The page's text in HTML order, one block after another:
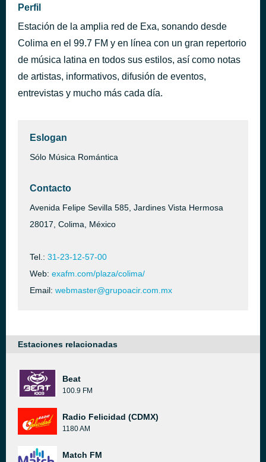
Perfil
Estación de la amplia red de Exa, sonando desde
Colima en el 99.7 FM y en línea con un gran repertorio
de música latina en todos sus estilos, así como notas
de artistas, informativos, difusión de eventos,
entrevistas y mucho más cada día.
Eslogan
Sólo Música Romántica
Contacto
Avenida Felipe Sevilla 585, Jardines Vista Hermosa
28017, Colima, México
Tel.: 31-23-12-57-00
Web: exafm.com/plaza/colima/
Email: webmaster@grupoacir.com.mx
Estaciones relacionadas
Beat
100.9 FM
Radio Felicidad (CDMX)
1180 AM
Match FM